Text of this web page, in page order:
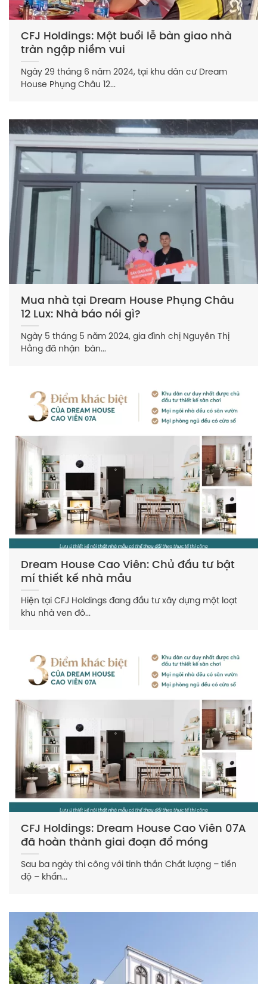
CFJ Holdings: Một buổi lễ bàn giao nhà
tràn ngập niềm vui
Ngày 29 tháng 6 năm 2024, tại khu dân cư Dream
House Phụng Châu 12...
Mua nhà tại Dream House Phụng Châu
12 Lux: Nhà báo nói gì?
Ngày 5 tháng 5 năm 2024, gia đình chị Nguyễn Thị
Hằng đã nhận bàn...
Dream House Cao Viên: Chủ đầu tư bật
mí thiết kế nhà mẫu
Hiện tại CFJ Holdings đang đầu tư xây dựng một loạt
khu nhà ven đô...
CFJ Holdings: Dream House Cao Viên 07A
đã hoàn thành giai đoạn đổ móng
Sau ba ngày thi công với tinh thần Chất lượng – tiến
độ – khẩn...